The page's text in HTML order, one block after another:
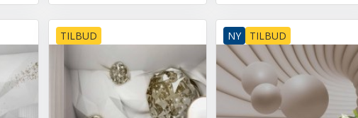
TILBUD NY TILBUD